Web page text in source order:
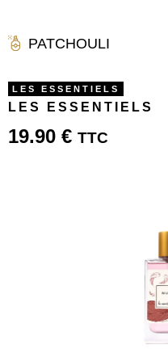
PATCHOULI
LES ESSENTIELS
LES ESSENTIELS
19.90 € TTC